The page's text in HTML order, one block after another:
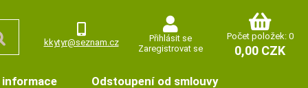
kkytyr@seznam.cz
Přihlásit se
Zaregistrovat se
Počet položek: 0
0,00 CZK
Odstoupení od smlouvy